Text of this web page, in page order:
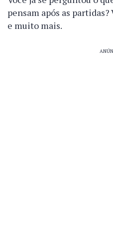
pensam após as
e muito mais.